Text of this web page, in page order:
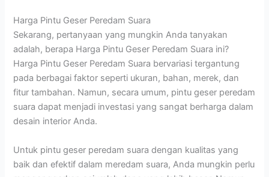
Harga Pintu Geser Peredam Suara
Sekarang, pertanyaan yang mungkin Anda tanyakan
adalah, berapa Harga Pintu Geser Peredam Suara ini?
Harga Pintu Geser Peredam Suara bervariasi tergantung
pada berbagai faktor seperti ukuran, bahan, merek, dan
fitur tambahan. Namun, secara umum, pintu geser peredam
suara dapat menjadi investasi yang sangat berharga dalam
desain interior Anda.
Untuk pintu geser peredam suara dengan kualitas yang
baik dan efektif dalam meredam suara, Anda mungkin perlu